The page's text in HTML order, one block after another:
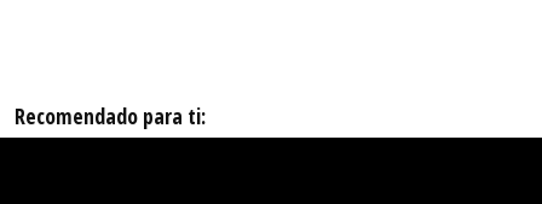
Recomendado para ti: